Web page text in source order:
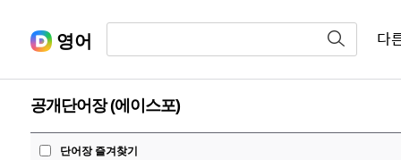
영어 다
공개단어장 (에이스포)
단어장 즐겨찾기